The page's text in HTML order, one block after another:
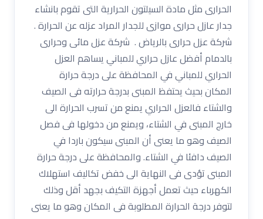
الحرارى مثل مادة السيلتون الحرارية التى تقوم بانشاء
جدار عازل حرارى موازى للجدار المراد عزله عن الحرارة .
شركة عزل حرارى بالرياض . شركة عزل مائى وحرارى
بالدمام أفضل عازل حراري للمباني يساهم العزل
الحراري للمباني في المحافظة على درجة حرارة
المكان بحيث يحتفظ المبنى بدرجة حرارته فى الصيف
والشتاء فالعزل الحراري يمنع من تسرب الحرارة الى
خارج المبنى في الشتاء، ويمنع من دخولها فى فصل
الصيف وهو ما يعنى أن المبنى سيكون باردا في
الصيف دافئا في الشتاء. والمحافظة على درجة حرارة
المبنى تؤدى فى النهاية الى خفض تكاليف استهلاك
الكهرباء حيث تعمل أجهزة التكيف بجهد أقل وذلك
لتوفر درجة الحرارة المطلوبة فى المكان وهو ما يعنى